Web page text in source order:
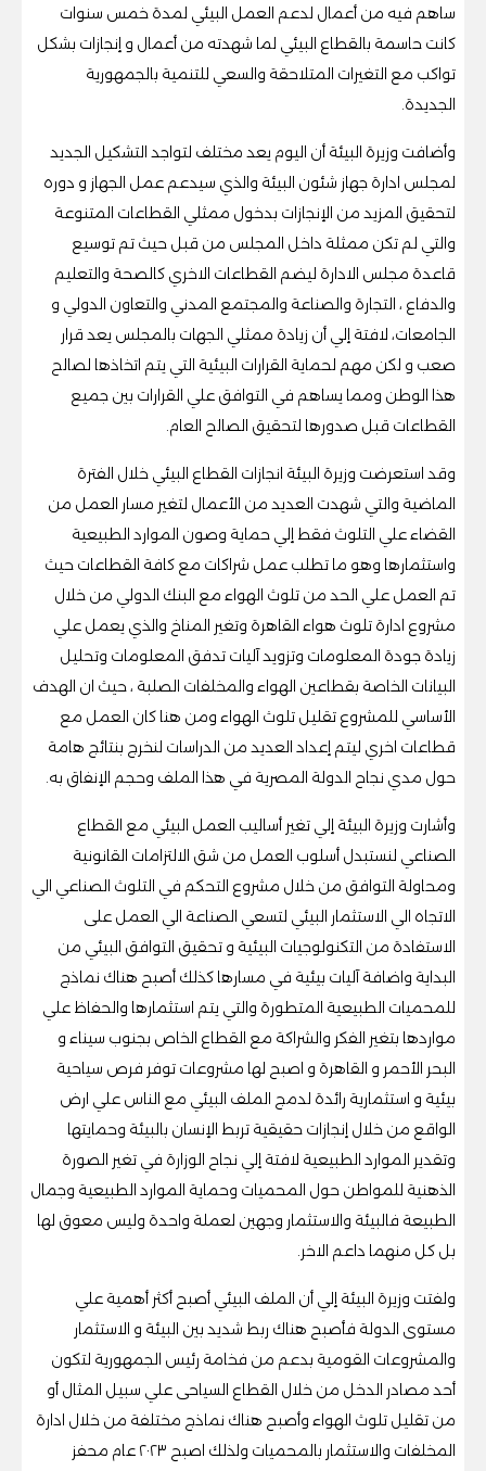
ساهم فيه من أعمال لدعم العمل البيئي لمدة خمس سنوات
كانت حاسمة بالقطاع البيئي لما شهدته من أعمال و إنجازات بشكل
تواكب مع التغيرات المتلاحقة والسعي للتنمية بالجمهورية
الجديدة.
وأضافت وزيرة البيئة أن اليوم يعد مختلف لتواجد التشكيل الجديد
لمجلس ادارة جهاز شئون البيئة والذي سيدعم عمل الجهاز و دوره
لتحقيق المزيد من الإنجازات بدخول ممثلي القطاعات المتنوعة
والتي لم تكن ممثلة داخل المجلس من قبل حيث تم توسيع
قاعدة مجلس الادارة ليضم القطاعات الاخري كالصحة والتعليم
والدفاع ، التجارة والصناعة والمجتمع المدني والتعاون الدولي و
الجامعات، لافتة إلي أن زيادة ممثلي الجهات بالمجلس يعد قرار
صعب و لكن مهم لحماية القرارات البيئية التي يتم اتخاذها لصالح
هذا الوطن ومما يساهم في التوافق علي القرارات بين جميع
القطاعات قبل صدورها لتحقيق الصالح العام.
وقد استعرضت وزيرة البيئة انجازات القطاع البيئي خلال الفترة
الماضية والتي شهدت العديد من الأعمال لتغير مسار العمل من
القضاء علي التلوث فقط إلي حماية وصون الموارد الطبيعية
واستثمارها وهو ما تطلب عمل شراكات مع كافة القطاعات حيث
تم العمل علي الحد من تلوث الهواء مع البنك الدولي من خلال
مشروع ادارة تلوث هواء القاهرة وتغير المناخ والذي يعمل علي
زيادة جودة المعلومات وتزويد آليات تدفق المعلومات وتحليل
البيانات الخاصة بقطاعين الهواء والمخلفات الصلبة ، حيث ان الهدف
الأساسي للمشروع تقليل تلوث الهواء ومن هنا كان العمل مع
قطاعات اخري ليتم إعداد العديد من الدراسات لنخرج بنتائج هامة
حول مدي نجاح الدولة المصرية في هذا الملف وحجم الإنفاق به.
وأشارت وزيرة البيئة إلي تغير أساليب العمل البيئي مع القطاع
الصناعي لنستبدل أسلوب العمل من شق الالتزامات القانونية
ومحاولة التوافق من خلال مشروع التحكم في التلوث الصناعي الي
الاتجاه الي الاستثمار البيئي لتسعي الصناعة الي العمل على
الاستفادة من التكنولوجيات البيئية و تحقيق التوافق البيئي من
البداية واضافة آليات بيئية في مسارها كذلك أصبح هناك نماذج
للمحميات الطبيعية المتطورة والتي يتم استثمارها والحفاظ علي
مواردها بتغير الفكر والشراكة مع القطاع الخاص بجنوب سيناء و
البحر الأحمر و القاهرة و اصبح لها مشروعات توفر فرص سياحية
بيئية و استثمارية رائدة لدمج الملف البيئي مع الناس علي ارض
الواقع من خلال إنجازات حقيقية تربط الإنسان بالبيئة وحمايتها
وتقدير الموارد الطبيعية لافتة إلي نجاح الوزارة في تغير الصورة
الذهنية للمواطن حول المحميات وحماية الموارد الطبيعية وجمال
الطبيعة فالبيئة والاستثمار وجهين لعملة واحدة وليس معوق لها
بل كل منهما داعم الاخر.
ولفتت وزيرة البيئة إلي أن الملف البيئي أصبح أكثر أهمية علي
مستوى الدولة فأصبح هناك ربط شديد بين البيئة و الاستثمار
والمشروعات القومية بدعم من فخامة رئيس الجمهورية لتكون
أحد مصادر الدخل من خلال القطاع السياحى علي سبيل المثال أو
من تقليل تلوث الهواء وأصبح هناك نماذج مختلفة من خلال ادارة
المخلفات والاستثمار بالمحميات ولذلك اصبح ٢٠٢٣ عام محفز